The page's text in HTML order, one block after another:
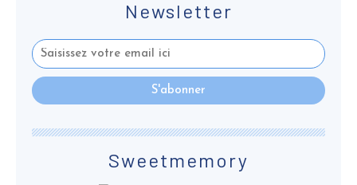
Newsletter
Sweetmemory